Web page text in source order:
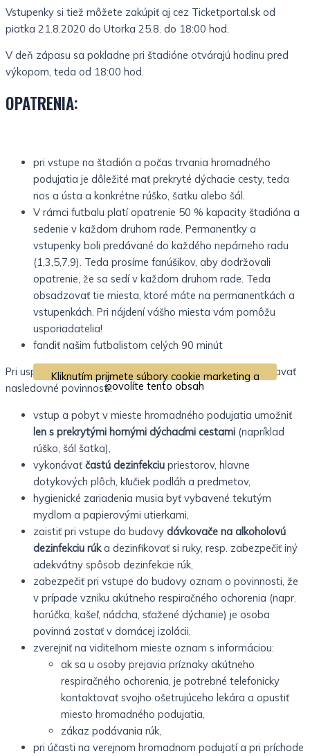
Vstupenky si tiež môžete zakúpiť aj cez Ticketportal.sk od
piatka 21.8.2020 do Utorka 25.8. do 18:00 hod.
V deň zápasu sa pokladne pri štadióne otvárajú hodinu pred
výkopom, teda od 18:00 hod.
OPATRENIA:
pri vstupe na štadión a počas trvania hromadného
podujatia je dôležité mať prekryté dýchacie cesty, teda
nos a ústa a konkrétne rúško, šatku alebo šál.
V rámci futbalu platí opatrenie 50 % kapacity štadióna a
sedenie v každom druhom rade. Permanentky a
vstupenky boli predávané do každého nepárneho radu
(1,3,5,7,9). Teda prosíme fanúšikov, aby dodržovali
opatrenie, že sa sedí v každom druhom rade. Teda
obsadzovať tie miesta, ktoré máte na permanentkách a
vstupenkách. Pri nájdení vášho miesta vám pomôžu
usporiadatelia!
fandiť našim futbalistom celých 90 minút
Kliknutím prijmete súbory cookie marketing a
povolíte tento obsah
Pri usporadúvaní hromadných podujatí je potrebné dodržiavať
nasledovné povinnosti:
vstup a pobyt v mieste hromadného podujatia umožniť
len s prekrytými hornými dýchacími cestami (napríklad
rúško, šál šatka),
vykonávať častú dezinfekciu priestorov, hlavne
dotykových plôch, kľučiek podláh a predmetov,
hygienické zariadenia musia byť vybavené tekutým
mydlom a papierovými utierkami,
zaistiť pri vstupe do budovy dávkovače na alkoholovú
dezinfekciu rúka dezinfikovať si ruky, resp. zabezpečiť iný
adekvátny spôsob dezinfekcie rúk,
zabezpečiť pri vstupe do budovy oznam o povinnosti, že
v prípade vzniku akútneho respiračného ochorenia (napr.
horúčka, kašeľ, nádcha, sťažené dýchanie) je osoba
povinná zostať v domácej izolácii,
zverejniť na viditeľnom mieste oznam s informáciou:
ak sa u osoby prejavia príznaky akútneho
respiračného ochorenia, je potrebné telefonicky
kontaktovať svojho ošetrujúceho lekára a opustiť
miesto hromadného podujatia,
zákaz podávania rúk,
pri účasti na verejnom hromadnom podujatí a pri príchode